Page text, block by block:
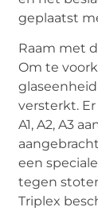
geplaatst
Raam met
Om te
versterkt.
A1, A2, A3
een
tegen
Triplex